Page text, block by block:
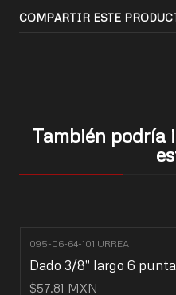
COMPARTIR ESTE
También podría
095-06-64-101|URREA
Dado 3/8" largo 6
$57.81 MXN